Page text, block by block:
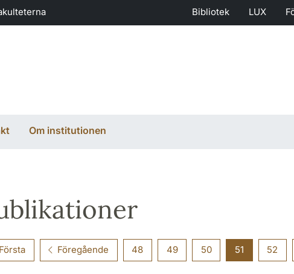
Bibliotek LUX
Om institutionen
Första Föregående 48 49 50 51 52